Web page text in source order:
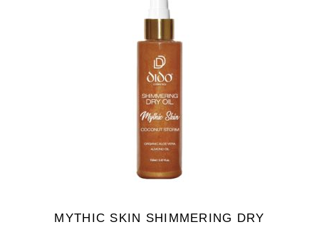
MYTHIC SKIN SHIMMERING DRY